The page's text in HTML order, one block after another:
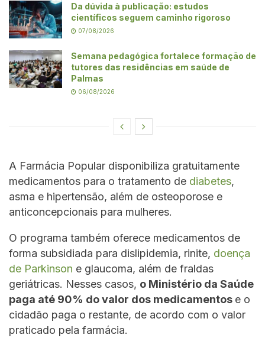
Da dúvida à publicação: estudos
científicos seguem caminho rigoroso
07/08/2026
Semana pedagógica fortalece formação de
tutores das residências em saúde de
Palmas
06/08/2026
A Farmácia Popular disponibiliza gratuitamente
medicamentos para o tratamento de diabetes,
asma e hipertensão, além de osteoporose e
anticoncepcionais para mulheres.
O programa também oferece medicamentos de
forma subsidiada para dislipidemia, rinite, doença
de Parkinson e glaucoma, além de fraldas
geriátricas. Nesses casos, o Ministério da Saúde
paga até 90% do valor dos medicamentos e o
cidadão paga o restante, de acordo com o valor
praticado pela farmácia.